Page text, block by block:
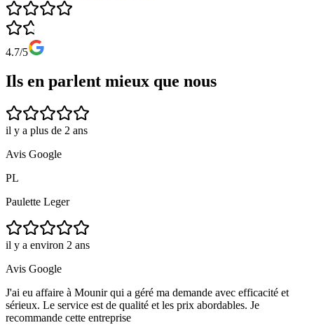
4.7/5
Ils en parlent mieux que nous
il y a plus de 2 ans
Avis Google
PL
Paulette Leger
il y a environ 2 ans
Avis Google
J'ai eu affaire à Mounir qui a géré ma demande avec efficacité et
sérieux. Le service est de qualité et les prix abordables. Je
recommande cette entreprise